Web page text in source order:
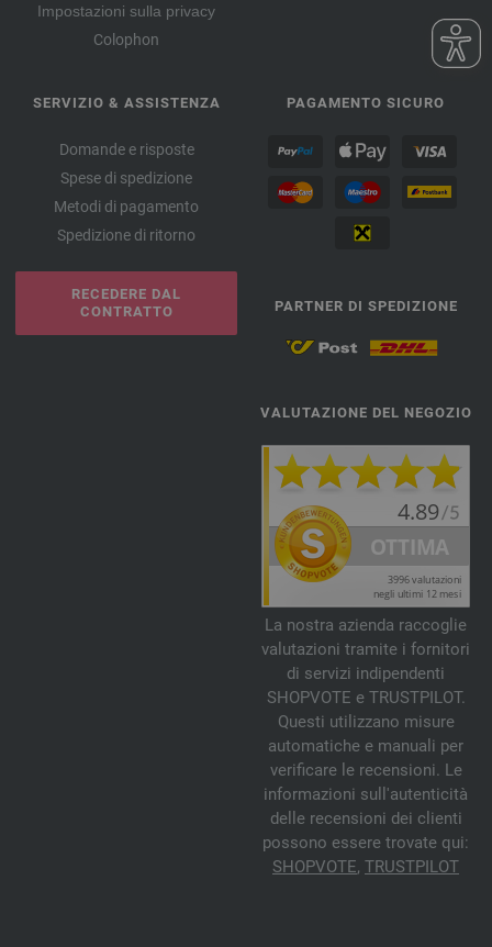
Impostazioni sulla privacy
Colophon
SERVIZIO & ASSISTENZA
Domande e risposte
Spese di spedizione
Metodi di pagamento
Spedizione di ritorno
RECEDERE DAL
CONTRATTO
PAGAMENTO SICURO
PARTNER DI SPEDIZIONE
VALUTAZIONE DEL NEGOZIO
La nostra azienda raccoglie
valutazioni tramite i fornitori
di servizi indipendenti
SHOPVOTE e TRUSTPILOT.
Questi utilizzano misure
automatiche e manuali per
verificare le recensioni. Le
informazioni sull'autenticità
delle recensioni dei clienti
possono essere trovate qui:
SHOPVOTE, TRUSTPILOT